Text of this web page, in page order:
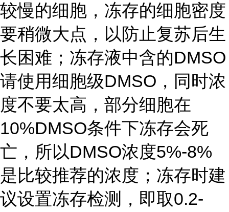
较慢的细胞，冻存的细胞密度
要稍微大点，以防止复苏后生
长困难；冻存液中含的DMSO
请使用细胞级DMSO，同时浓
度不要太高，部分细胞在
10%DMSO条件下冻存会死
亡，所以DMSO浓度5%-8%
是比较推荐的浓度；冻存时建
议设置冻存检测，即取0.2-